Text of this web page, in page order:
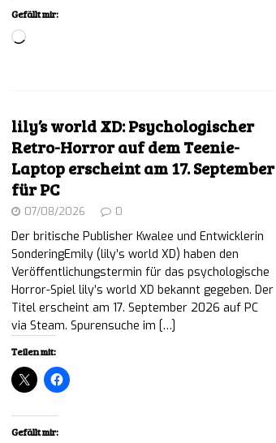
Gefällt mir:
Loading…
lily’s world XD: Psychologischer
Retro-Horror auf dem Teenie-
Laptop erscheint am 17. September
für PC
07/08/2026 0
Der britische Publisher Kwalee und Entwicklerin
SonderingEmily (lily’s world XD) haben den
Veröffentlichungstermin für das psychologische
Horror-Spiel lily’s world XD bekannt gegeben. Der
Titel erscheint am 17. September 2026 auf PC
via Steam. Spurensuche im […]
Teilen mit:
Gefällt mir: